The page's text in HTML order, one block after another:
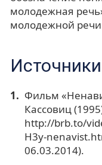
молодежная
молодежной
Источники
Фильм
Кассовиц
http://brb.to/
H3y-
06.03.2014).